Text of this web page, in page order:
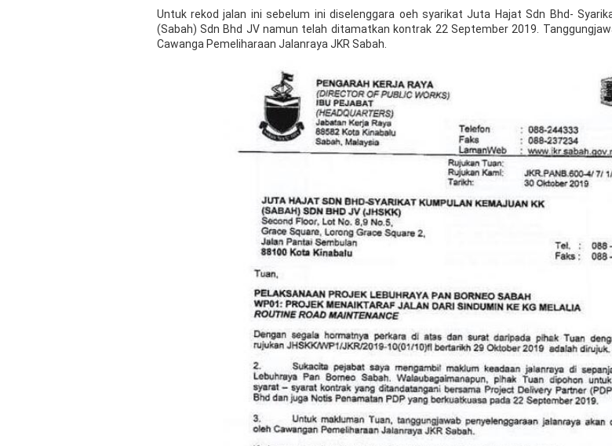
Untuk rekod jalan ini sebelum ini diselenggara oeh syarikat Juta Hajat Sdn Bhd-
(Sabah) Sdn Bhd JV namun telah ditamatkan kontrak 22 September 2019.
Cawanga Pemeliharaan Jalanraya JKR Sabah.